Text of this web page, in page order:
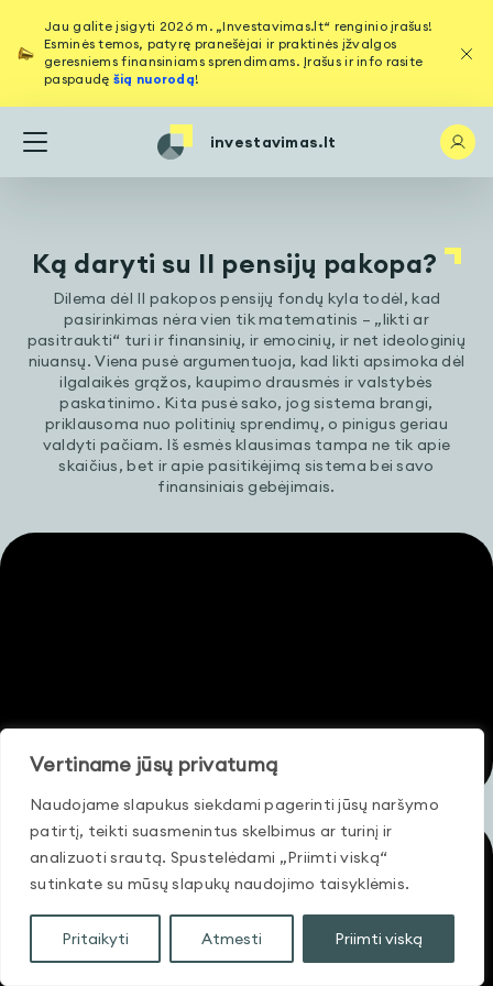
Vertiname jūsų privatumą
Naudojame slapukus siekdami pagerinti jūsų naršymo
patirtį, teikti suasmenintus skelbimus ar turinį ir
analizuoti srautą. Spustelėdami „Priimti viską“
sutinkate su mūsų slapukų naudojimo taisyklėmis.
Pritaikyti Atmesti Priimti viską
Jau galite įsigyti 2026 m. „Investavimas.lt“ renginio įrašus!
Esminės temos, patyrę pranešėjai ir praktinės įžvalgos
geresniems finansiniams sprendimams. Įrašus ir info rasite
paspaudę šią nuorodą!
investavimas.lt
Ką daryti su II pensijų pakopa?
Dilema dėl II pakopos pensijų fondų kyla todėl, kad
pasirinkimas nėra vien tik matematinis – „likti ar
pasitraukti“ turi ir finansinių, ir emocinių, ir net ideologinių
niuansų. Viena pusė argumentuoja, kad likti apsimoka dėl
ilgalaikės grąžos, kaupimo drausmės ir valstybės
paskatinimo. Kita pusė sako, jog sistema brangi,
priklausoma nuo politinių sprendimų, o pinigus geriau
valdyti pačiam. Iš esmės klausimas tampa ne tik apie
skaičius, bet ir apie pasitikėjimą sistema bei savo
finansiniais gebėjimais.